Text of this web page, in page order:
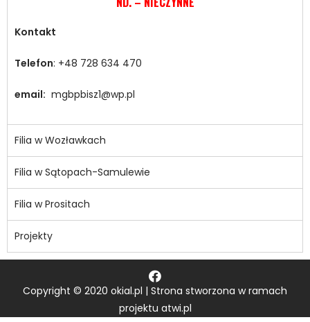
Kontakt
Telefon: +48 728 634 470
email: mgbpbisz1@wp.pl
Filia w Wozławkach
Filia w Sątopach-Samulewie
Filia w Prositach
Projekty
Copyright © 2020 okial.pl | Strona stworzona w ramach
projektu atwi.pl